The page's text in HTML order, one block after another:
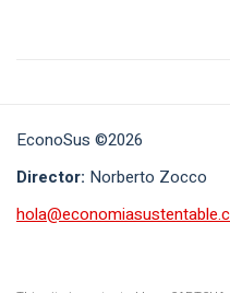
EconoSus ©2026
Director: Norberto Zocco